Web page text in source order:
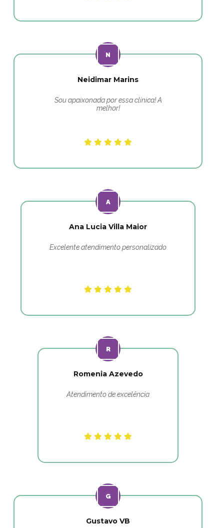
Neidimar Marins
Sou apaixonada por essa clínica! A
melhor!
Ana Lucia Villa Maior
Excelente atendimento personalizado
Romenia Azevedo
Atendimento de excelência
Gustavo VB